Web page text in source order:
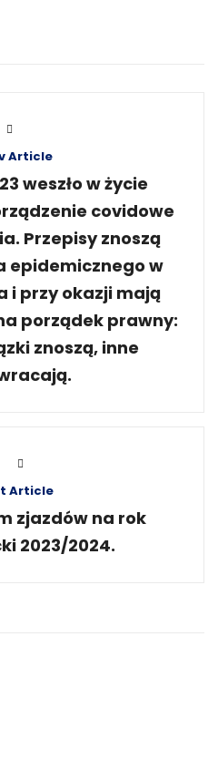
Article
weszło w życie
covidowe
Przepisy znoszą
epidemicznego w
i przy okazji mają
porządek prawny:
znoszą, inne
Article
zjazdów na rok
2023/2024.